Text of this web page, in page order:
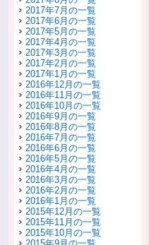
2017年7月の一覧
2017年6月の一覧
2017年5月の一覧
2017年4月の一覧
2017年3月の一覧
2017年2月の一覧
2017年1月の一覧
2016年12月の一覧
2016年11月の一覧
2016年10月の一覧
2016年9月の一覧
2016年8月の一覧
2016年7月の一覧
2016年6月の一覧
2016年5月の一覧
2016年4月の一覧
2016年3月の一覧
2016年2月の一覧
2016年1月の一覧
2015年12月の一覧
2015年11月の一覧
2015年10月の一覧